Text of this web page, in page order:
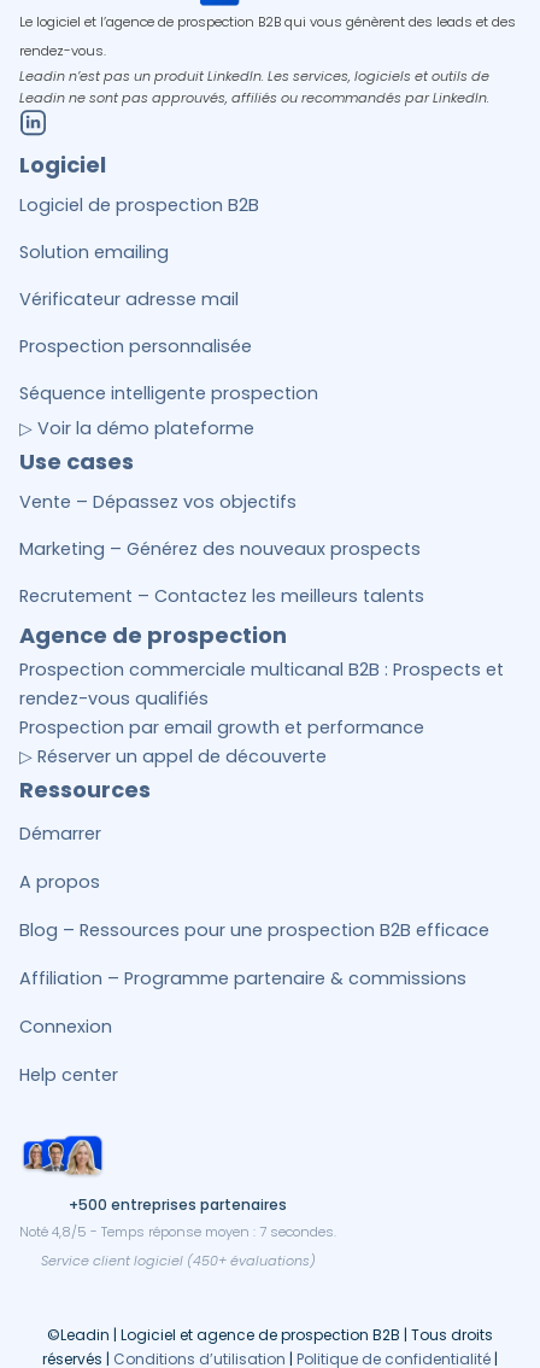
Le logiciel et l’agence de prospection B2B qui vous génèrent des leads et des
rendez-vous.
Leadin n’est pas un produit LinkedIn. Les services, logiciels et outils de
Leadin ne sont pas approuvés, affiliés ou recommandés par LinkedIn.
Logiciel
Logiciel de prospection B2B
Solution emailing
Vérificateur adresse mail
Prospection personnalisée
Séquence intelligente prospection
▷ Voir la démo plateforme
Use cases
Vente – Dépassez vos objectifs
Marketing – Générez des nouveaux prospects
Recrutement – Contactez les meilleurs talents
Agence de prospection
Prospection commerciale multicanal B2B : Prospects et
rendez-vous qualifiés
Prospection par email growth et performance
▷ Réserver un appel de découverte
Ressources
Démarrer
A propos
Blog – Ressources pour une prospection B2B efficace
Affiliation – Programme partenaire & commissions
Connexion
Help center
+500 entreprises partenaires
Noté 4,8/5 - Temps réponse moyen : 7 secondes.
Service client logiciel (450+ évaluations)
©Leadin | Logiciel et agence de prospection B2B | Tous droits
réservés | Conditions d’utilisation Politique de confidentialité